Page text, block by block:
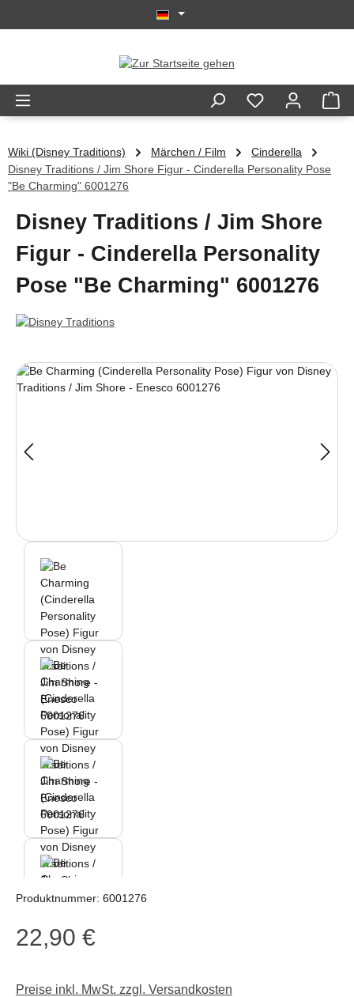
Wiki (Disney Traditions) Märchen / Film
Cinderella
Disney Traditions / Jim Shore Figur - Cinderella Personality Pose
"Be Charming" 6001276
Disney Traditions / Jim Shore
Figur - Cinderella Personality
Pose "Be Charming" 6001276
Bildergalerie überspringen
Produktnummer: 6001276
Regulärer Preis:
22,90 €
Preise inkl. MwSt. zzgl. Versandkosten